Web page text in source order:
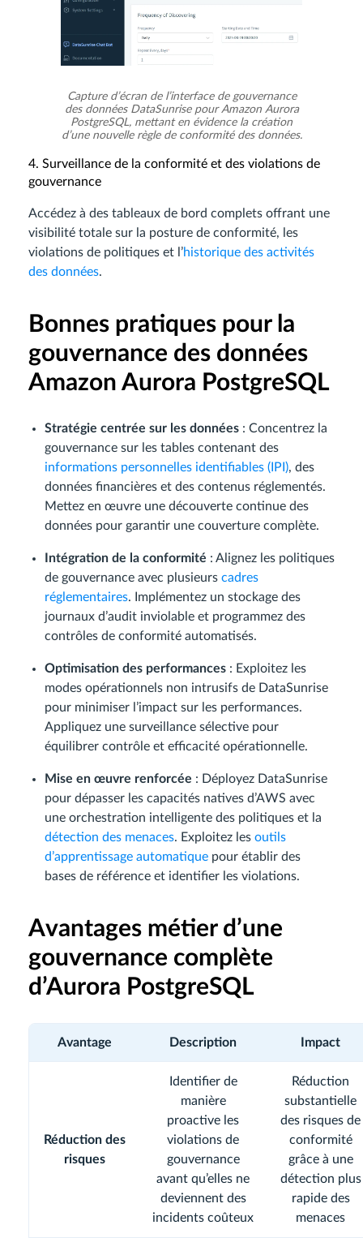
Capture d’écran de l’interface de gouvernance
des données DataSunrise pour Amazon Aurora
PostgreSQL, mettant en évidence la création
d’une nouvelle règle de conformité des données.
4. Surveillance de la conformité et des violations de
gouvernance
Accédez à des tableaux de bord complets offrant une
visibilité totale sur la posture de conformité, les
violations de politiques et l’historique des activités
des données.
Bonnes pratiques pour la
gouvernance des données
Amazon Aurora PostgreSQL
Stratégie centrée sur les données : Concentrez la
gouvernance sur les tables contenant des
informations personnelles identifiables (IPI), des
données financières et des contenus réglementés.
Mettez en œuvre une découverte continue des
données pour garantir une couverture complète.
Intégration de la conformité : Alignez les politiques
de gouvernance avec plusieurs cadres
réglementaires. Implémentez un stockage des
journaux d’audit inviolable et programmez des
contrôles de conformité automatisés.
Optimisation des performances : Exploitez les
modes opérationnels non intrusifs de DataSunrise
pour minimiser l’impact sur les performances.
Appliquez une surveillance sélective pour
équilibrer contrôle et efficacité opérationnelle.
Mise en œuvre renforcée : Déployez DataSunrise
pour dépasser les capacités natives d’AWS avec
une orchestration intelligente des politiques et la
détection des menaces. Exploitez les outils
d’apprentissage automatique pour établir des
bases de référence et identifier les violations.
Avantages métier d’une
gouvernance complète
d’Aurora PostgreSQL
Avantage Description Impact
Réduction des
risques
Identifier de
manière
proactive les
violations de
gouvernance
avant qu’elles ne
deviennent des
incidents coûteux
Réduction
substantielle
des risques de
conformité
grâce à une
détection plus
rapide des
menaces